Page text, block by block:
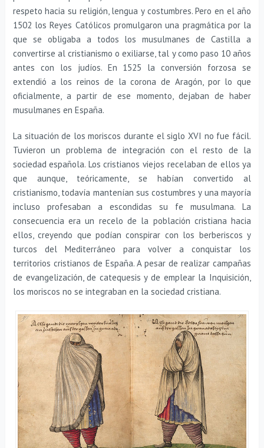
respeto hacia su religión, lengua y costumbres. Pero en el año
1502 los Reyes Católicos promulgaron una pragmática por la
que se obligaba a todos los musulmanes de Castilla a
convertirse al cristianismo o exiliarse, tal y como paso 10 años
antes con los judíos. En 1525 la conversión forzosa se
extendió a los reinos de la corona de Aragón, por lo que
oficialmente, a partir de ese momento, dejaban de haber
musulmanes en España.
La situación de los moriscos durante el siglo XVI no fue fácil.
Tuvieron un problema de integración con el resto de la
sociedad española. Los cristianos viejos recelaban de ellos ya
que aunque, teóricamente, se habían convertido al
cristianismo, todavía mantenían sus costumbres y una mayoría
incluso profesaban a escondidas su fe musulmana. La
consecuencia era un recelo de la población cristiana hacia
ellos, creyendo que podían conspirar con los berberiscos y
turcos del Mediterráneo para volver a conquistar los
territorios cristianos de España. A pesar de realizar campañas
de evangelización, de catequesis y de emplear la Inquisición,
los moriscos no se integraban en la sociedad cristiana.